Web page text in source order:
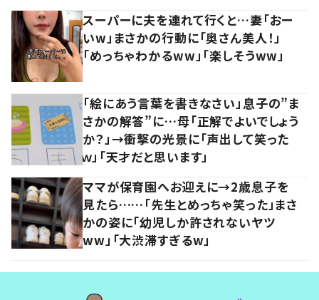
スーパーに夫を連れて行くと…妻「おー
いw」まさかの行動に「奥さん美人！」
「めっちゃわかるww」「楽しそうww」
「絵にあう言葉を書きなさい」息子の”ま
さかの解答”に…母「正解でよいでしょう
か？」→衝撃の光景に「声出して笑った
ｗ」「天才だと思います」
ママが保育園へお迎えに→2歳息子を
見たら……「先生とめっちゃ笑った」まさ
かの姿に「幼児しか許されないヤツ
ww」「大渋滞すぎるw」